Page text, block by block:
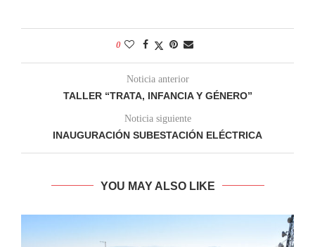
0
Noticia anterior
TALLER “TRATA, INFANCIA Y GÉNERO”
Noticia siguiente
INAUGURACIÓN SUBESTACIÓN ELÉCTRICA
YOU MAY ALSO LIKE